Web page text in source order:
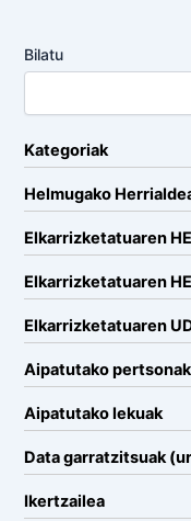
Bilatu
Kategoriak
Helmugako
Elkarrizketatuaren
Elkarrizketatuaren
Elkarrizketatuaren
Aipatutako pertsonak
Aipatutako lekuak
Data garratzitsuak
Ikertzailea